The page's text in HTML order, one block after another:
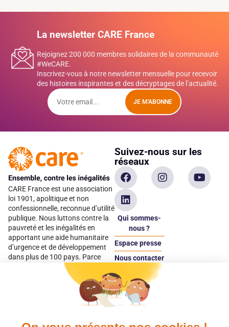
La newsletter CARE France
Rejoignez 200 000 membres solidaires de la communauté
#WeCARE.
Inscrivez-vous à notre newsletter mensuelle pour recevoir
des histoires inspirantes et des décryptages de l’actualité.
JE M'ABONNE
CARE France est une association
loi 1901, apolitique et non
confessionnelle, reconnue d’utilité
publique. Nous luttons contre la
pauvreté et les inégalités en
apportant une aide humanitaire
d’urgence et de développement
dans plus de 100 pays. Parce
qu’elles sont les premières
victimes des inégalités, CARE met
les femmes et les filles au cœur
Suivez-nous sur les
réseaux
Qui sommes-
nous ?
Espace presse
Nous contacter
Espace
donateur
Quels avantages fiscaux ? Donner en confiance